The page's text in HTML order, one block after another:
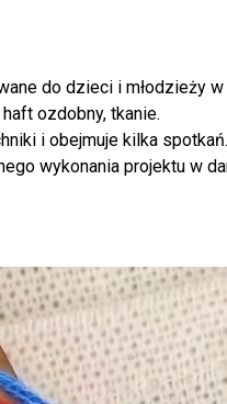
do dzieci i młodzieży
ozdobny, tkanie.
i obejmuje kilka
wykonania projektu w